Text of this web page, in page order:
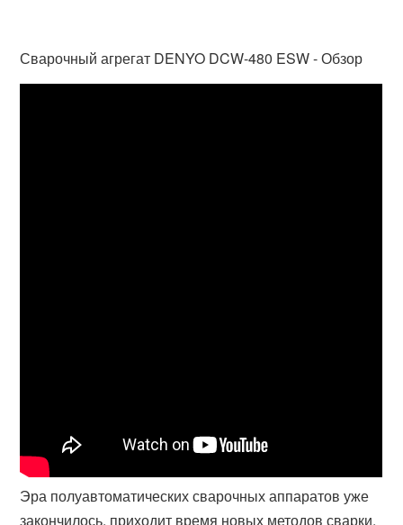
Сварочный агрегат DENYO DCW-480 ESW - Обзор
Эра полуавтоматических сварочных аппаратов уже
закончилось, приходит время новых методов сварки.